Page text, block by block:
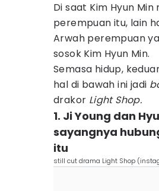
Di saat Kim Hyun
perempuan itu, lain
Arwah perempuan
sosok Kim Hyun Min.
Semasa hidup,
hal di bawah ini jadi
drakor Light Shop.
1. Ji Young dan
sayangnya
itu
still cut drama Light Shop